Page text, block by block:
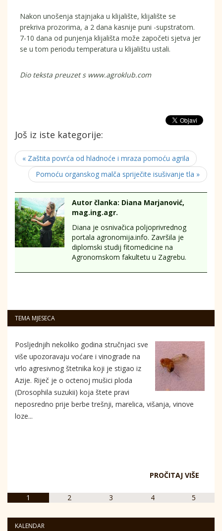
Nakon unošenja stajnjaka u klijalište, klijalište se
prekriva prozorima, a 2 dana kasnije puni -supstratom.
7-10 dana od punjenja klijališta može započeti sjetva jer
se u tom periodu temperatura u klijalištu ustali.
Dio teksta preuzet s www.agroklub.com
Još iz iste kategorije:
« Zaštita povrća od hladnoće i mraza pomoću agrila
Pomoću organskog malča spriječite isušivanje tla »
Autor članka: Diana Marjanović,
mag.ing.agr.
Diana je osnivačica poljoprivrednog
portala agronomija.info. Završila je
diplomski studij fitomedicine na
Agronomskom fakultetu u Zagrebu.
TEMA MJESECA
Posljednjih nekoliko godina stručnjaci sve
više upozoravaju voćare i vinograde na
vrlo agresivnog štetnika koji je stigao iz
Azije. Riječ je o octenoj mušici ploda
(Drosophila suzukii) koja štete pravi
neposredno prije berbe trešnji, marelica, višanja, vinove
loze...
PROČITAJ VIŠE
1 2 3 4 5
KALENDAR